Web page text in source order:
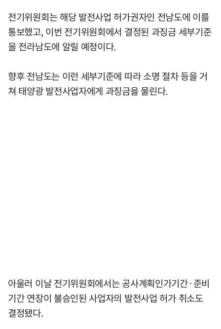
전기위원회는 해당 발전사업 허가권자인 전남도에 이를
통보했고, 이번 전기위원회에서 결정된 과징금 세부기준
을 전라남도에 알릴 예정이다.
향후 전남도는 이런 세부기준에 따라 소명 절차 등을 거
쳐 태양광 발전사업자에게 과징금을 물린다.
아울러 이날 전기위원회에서는 공사계획인가기간·준비
기간 연장이 불승인된 사업자의 발전사업 허가 취소도
결정됐다.